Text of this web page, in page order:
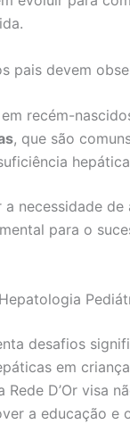
pais devem
em recém-
, que são
necessidade
para o
desafios
em
D’Or visa
a educação e